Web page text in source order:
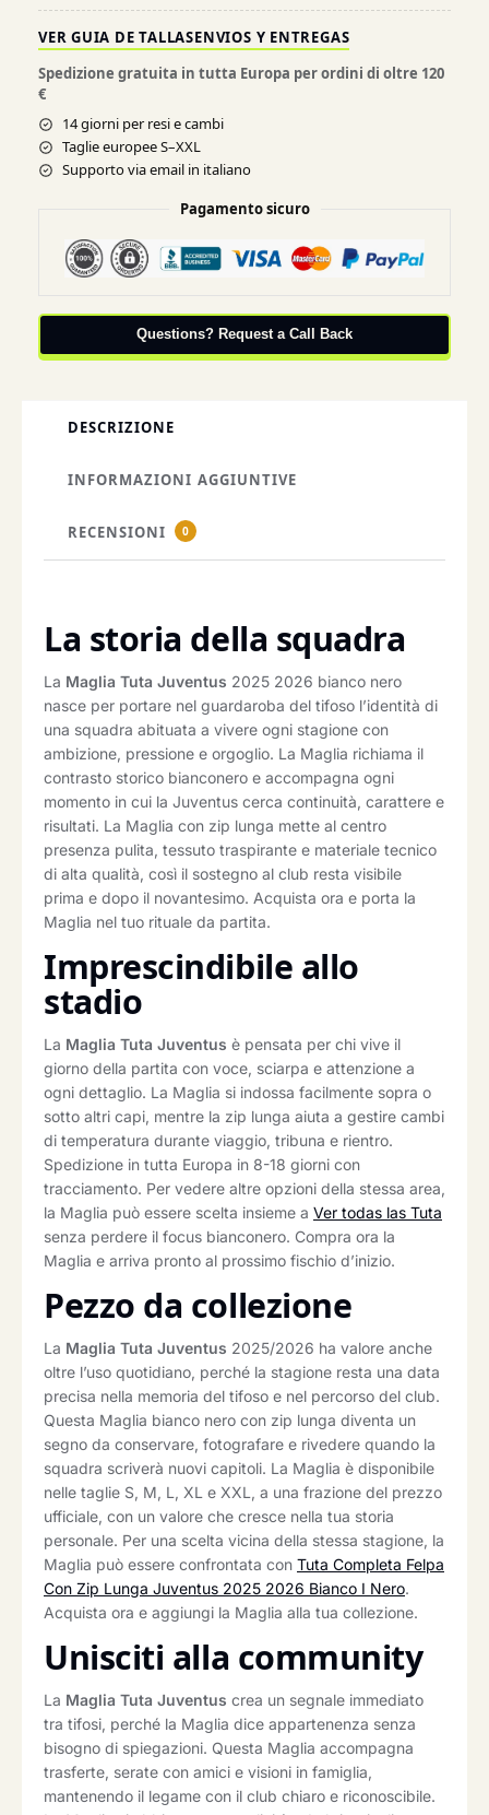
VER GUIA DE TALLASENVIOS Y ENTREGAS
Spedizione gratuita in tutta Europa per ordini di oltre 120
€
14 giorni per resi e cambi
Taglie europee S–XXL
Supporto via email in italiano
Pagamento sicuro
Questions? Request a Call Back
DESCRIZIONE
INFORMAZIONI AGGIUNTIVE
RECENSIONI 0
La storia della squadra
La Maglia Tuta Juventus 2025 2026 bianco nero
nasce per portare nel guardaroba del tifoso l’identità di
una squadra abituata a vivere ogni stagione con
ambizione, pressione e orgoglio. La Maglia richiama il
contrasto storico bianconero e accompagna ogni
momento in cui la Juventus cerca continuità, carattere e
risultati. La Maglia con zip lunga mette al centro
presenza pulita, tessuto traspirante e materiale tecnico
di alta qualità, così il sostegno al club resta visibile
prima e dopo il novantesimo. Acquista ora e porta la
Maglia nel tuo rituale da partita.
Imprescindibile allo
stadio
La Maglia Tuta Juventus è pensata per chi vive il
giorno della partita con voce, sciarpa e attenzione a
ogni dettaglio. La Maglia si indossa facilmente sopra o
sotto altri capi, mentre la zip lunga aiuta a gestire cambi
di temperatura durante viaggio, tribuna e rientro.
Spedizione in tutta Europa in 8-18 giorni con
tracciamento. Per vedere altre opzioni della stessa area,
la Maglia può essere scelta insieme a Ver todas las Tuta
senza perdere il focus bianconero. Compra ora la
Maglia e arriva pronto al prossimo fischio d’inizio.
Pezzo da collezione
La Maglia Tuta Juventus 2025/2026 ha valore anche
oltre l’uso quotidiano, perché la stagione resta una data
precisa nella memoria del tifoso e nel percorso del club.
Questa Maglia bianco nero con zip lunga diventa un
segno da conservare, fotografare e rivedere quando la
squadra scriverà nuovi capitoli. La Maglia è disponibile
nelle taglie S, M, L, XL e XXL, a una frazione del prezzo
ufficiale, con un valore che cresce nella tua storia
personale. Per una scelta vicina della stessa stagione, la
Maglia può essere confrontata con Tuta Completa Felpa
Con Zip Lunga Juventus 2025 2026 Bianco I Nero.
Acquista ora e aggiungi la Maglia alla tua collezione.
Unisciti alla community
La Maglia Tuta Juventus crea un segnale immediato
tra tifosi, perché la Maglia dice appartenenza senza
bisogno di spiegazioni. Questa Maglia accompagna
trasferte, serate con amici e visioni in famiglia,
mantenendo il legame con il club chiaro e riconoscibile.